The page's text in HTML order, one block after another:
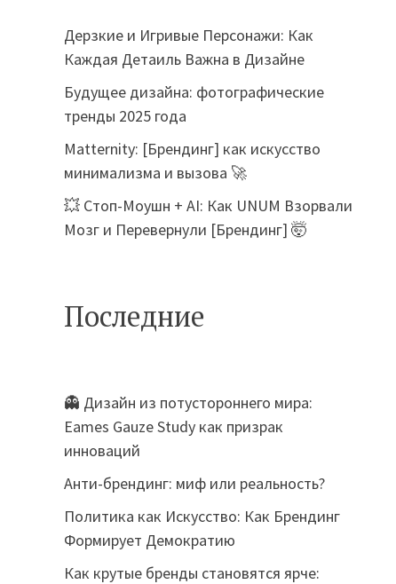
Дерзкие и Игривые Персонажи: Как
Каждая Детаиль Важна в Дизайне
Будущее дизайна: фотографические
тренды 2025 года
Matternity: [Брендинг] как искусство
минимализма и вызова 🚀
💥 Стоп-Моушн + AI: Как UNUM Взорвали
Мозг и Перевернули [Брендинг] 🤯
Последние
👻 Дизайн из потустороннего мира:
Eames Gauze Study как призрак
инноваций
Анти-брендинг: миф или реальность?
Политика как Искусство: Как Брендинг
Формирует Демократию
Как крутые бренды становятся ярче: